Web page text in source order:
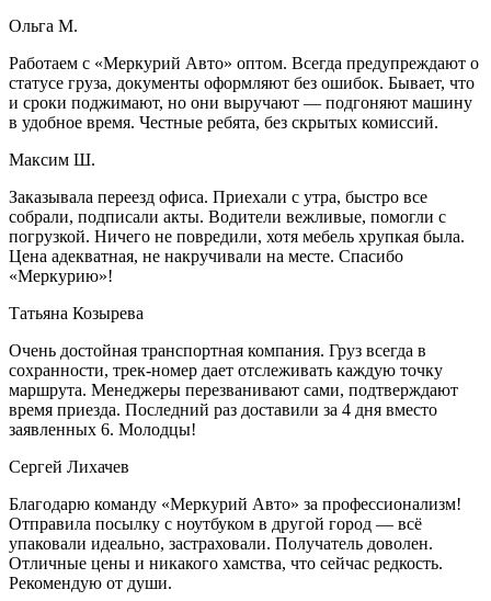
Ольга М.
Работаем с «Меркурий Авто» оптом. Всегда предупреждают о
статусе груза, документы оформляют без ошибок. Бывает, что
и сроки поджимают, но они выручают — подгоняют машину
в удобное время. Честные ребята, без скрытых комиссий.
Максим Ш.
Заказывала переезд офиса. Приехали с утра, быстро все
собрали, подписали акты. Водители вежливые, помогли с
погрузкой. Ничего не повредили, хотя мебель хрупкая была.
Цена адекватная, не накручивали на месте. Спасибо
«Меркурию»!
Татьяна Козырева
Очень достойная транспортная компания. Груз всегда в
сохранности, трек-номер дает отслеживать каждую точку
маршрута. Менеджеры перезванивают сами, подтверждают
время приезда. Последний раз доставили за 4 дня вместо
заявленных 6. Молодцы!
Сергей Лихачев
Благодарю команду «Меркурий Авто» за профессионализм!
Отправила посылку с ноутбуком в другой город — всё
упаковали идеально, застраховали. Получатель доволен.
Отличные цены и никакого хамства, что сейчас редкость.
Рекомендую от души.